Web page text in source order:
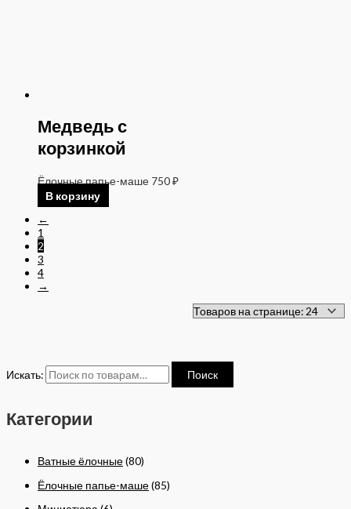
Искать: Поиск
Категории
Ватные ёлочные(80)
Ёлочные папье-маше(85)
Медведь с
корзинкой
Ёлочные папье-маше 750₽
В корзину
←
1
2
3
4
→